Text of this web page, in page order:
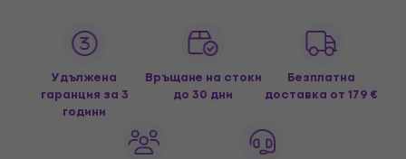
Удължена
гаранция за 3
години
Връщане на стоки
до 30 дни
Безплатна
доставка от 179 €